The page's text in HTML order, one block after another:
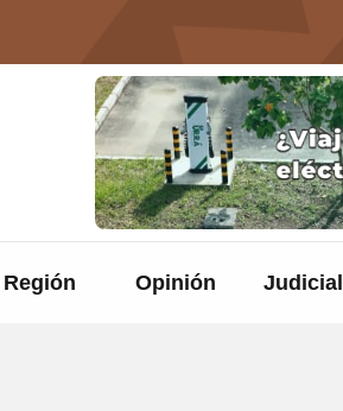
Región Opinión Judicial